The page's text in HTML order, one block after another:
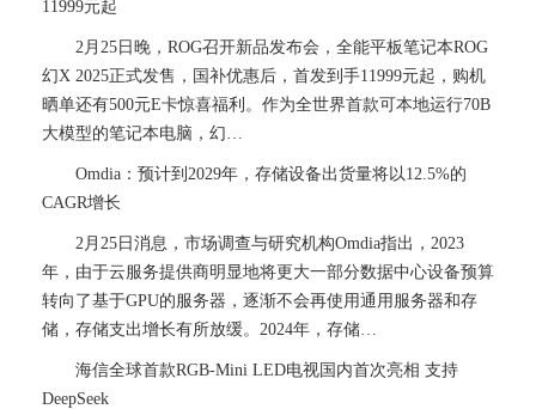
11999元起
2月25日晚，ROG召开新品发布会，全能平板笔记本ROG
幻X 2025正式发售，国补优惠后，首发到手11999元起，购机
晒单还有500元E卡惊喜福利。作为全世界首款可本地运行70B
大模型的笔记本电脑，幻…
Omdia：预计到2029年，存储设备出货量将以12.5%的
CAGR增长
2月25日消息，市场调查与研究机构Omdia指出，2023
年，由于云服务提供商明显地将更大一部分数据中心设备预算
转向了基于GPU的服务器，逐渐不会再使用通用服务器和存
储，存储支出增长有所放缓。2024年，存储…
海信全球首款RGB-Mini LED电视国内首次亮相 支持
DeepSeek